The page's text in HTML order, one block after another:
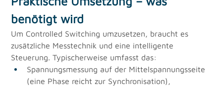
benötigt wird
Um Controlled Switching umzusetzen, braucht es
zusätzliche Messtechnik und eine intelligente
Steuerung. Typischerweise umfasst das:
Spannungsmessung auf der Mittelspannungsseite
(eine Phase reicht zur Synchronisation),